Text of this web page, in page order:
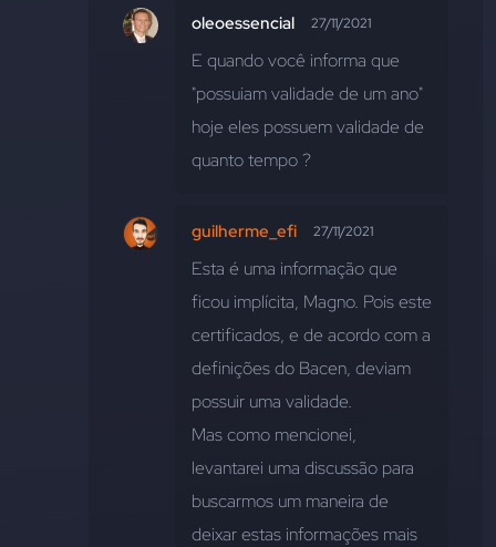
oleoessencial 27/11/2021
E quando você informa que
"possuiam validade de um ano"
hoje eles possuem validade de
quanto tempo ?
guilherme_efi 27/11/2021
Esta é uma informação que
ficou implícita, Magno. Pois este
certificados, e de acordo com a
definições do Bacen, deviam
possuir uma validade.
Mas como mencionei,
levantarei uma discussão para
buscarmos um maneira de
deixar estas informações mais